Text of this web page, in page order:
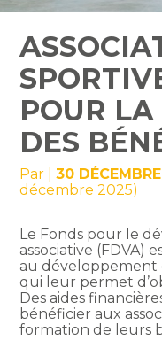
POUR
DES
Par |30
décembre 2025)
Le Fonds pour le
associative (FDVA)
au développement
qui leur permet
Des aides
bénéficier aux
formation de leurs